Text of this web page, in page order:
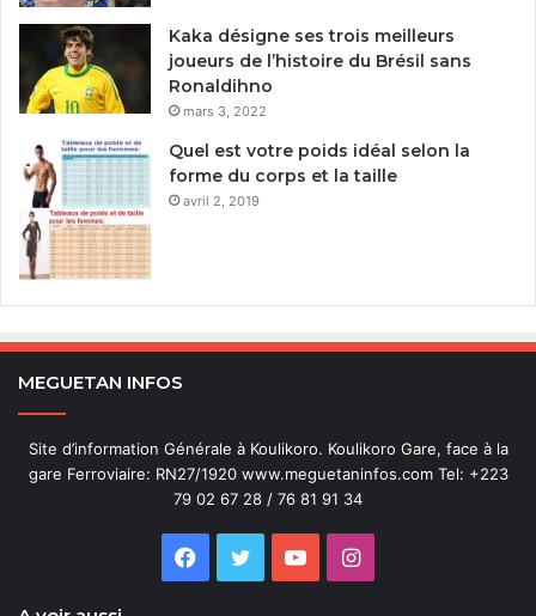
Kaka désigne ses trois meilleurs
joueurs de l’histoire du Brésil sans
Ronaldihno
mars 3, 2022
Quel est votre poids idéal selon la
forme du corps et la taille
avril 2, 2019
MEGUETAN INFOS
Site d’information Générale à Koulikoro. Koulikoro Gare, face à la
gare Ferroviaire: RN27/1920 www.meguetaninfos.com Tel: +223
79 02 67 28 / 76 81 91 34
Facebook
Twitter YouTubeInstagram